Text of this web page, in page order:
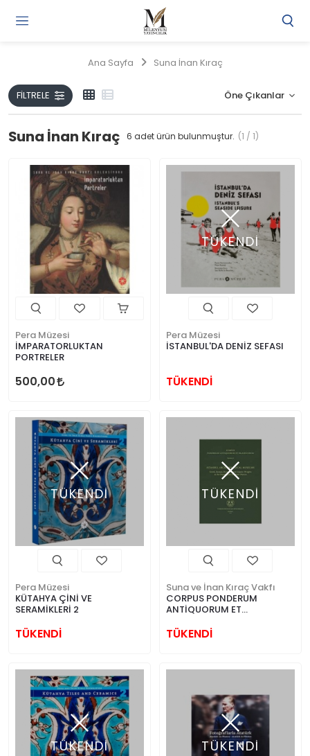
Ana Sayfa Suna İnan Kıraç
FILTRELE
Suna İnan Kıraç 6 adet ürün bulunmuştur. (1 / 1)
Pera Müzesi
İMPARATORLUKTAN
PORTRELER
500,00
TÜKENDİ
Pera Müzesi
İSTANBUL'DA DENİZ SEFASI
TÜKENDİ
TÜKENDİ
Pera Müzesi
KÜTAHYA ÇİNİ VE
SERAMİKLERİ 2
TÜKENDİ
TÜKENDİ
Suna ve İnan Kıraç Vakfı
CORPUS PONDERUM
ANTİQUORUM ET
PART 2
TÜKENDİ
TÜKENDİ TÜKENDİ